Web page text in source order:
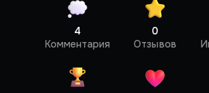
Профиль
4
Комментария
0
Отзывов